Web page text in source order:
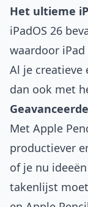
Het ultieme
iPadOS 26
waardoor
Al je creatieve
dan ook met
Met Apple
productiever
of je nu
takenlijst